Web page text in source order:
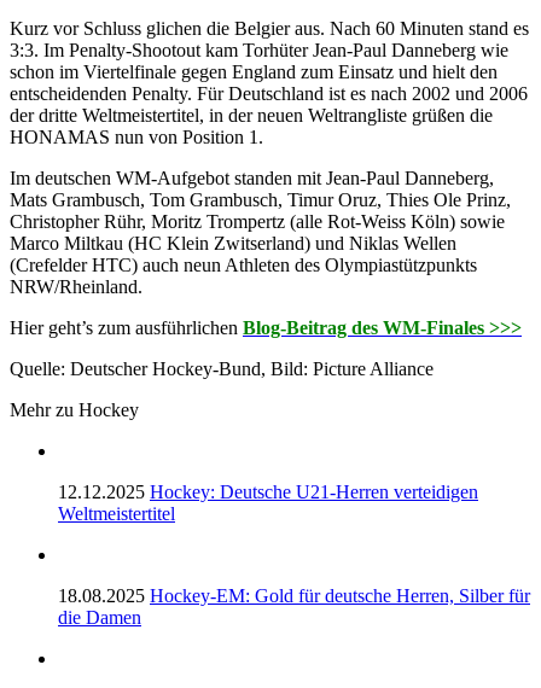
Kurz vor Schluss glichen die Belgier aus. Nach 60 Minuten stand es
3:3. Im Penalty-Shootout kam Torhüter Jean-Paul Danneberg wie
schon im Viertelfinale gegen England zum Einsatz und hielt den
entscheidenden Penalty. Für Deutschland ist es nach 2002 und 2006
der dritte Weltmeistertitel, in der neuen Weltrangliste grüßen die
HONAMAS nun von Position 1.
Im deutschen WM-Aufgebot standen mit Jean-Paul Danneberg,
Mats Grambusch, Tom Grambusch, Timur Oruz, Thies Ole Prinz,
Christopher Rühr, Moritz Trompertz (alle Rot-Weiss Köln) sowie
Marco Miltkau (HC Klein Zwitserland) und Niklas Wellen
(Crefelder HTC) auch neun Athleten des Olympiastützpunkts
NRW/Rheinland.
Hier geht’s zum ausführlichen Blog-Beitrag des WM-Finales >>>
Quelle: Deutscher Hockey-Bund, Bild: Picture Alliance
Mehr zu Hockey
12.12.2025 Hockey: Deutsche U21-Herren verteidigen
Weltmeistertitel
18.08.2025 Hockey-EM: Gold für deutsche Herren, Silber für
die Damen